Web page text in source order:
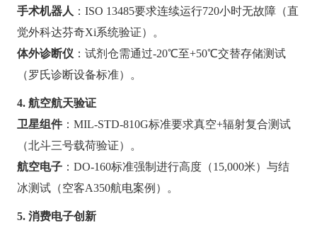
手术机器人 ：ISO 13485要求连续运行720小时无故障（直
觉外科达芬奇Xi系统验证）。
体外诊断仪 ：试剂仓需通过-20℃至+50℃交替存储测试
（罗氏诊断设备标准）。
4. 航空航天验证
卫星组件：MIL-STD-810G标准要求真空+辐射复合测试
（北斗三号载荷验证）。
航空电子：DO-160标准强制进行高度（15,000米）与结
冰测试（空客A350航电案例）。
5. 消费电子创新